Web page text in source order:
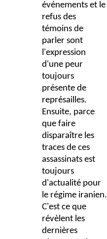
événements et le
refus des
témoins de
parler sont
l'expression
d'une peur
toujours
présente de
représailles.
Ensuite, parce
que faire
disparaître les
traces de ces
assassinats est
toujours
d'actualité pour
le régime iranien.
C'est ce que
révèlent les
dernières